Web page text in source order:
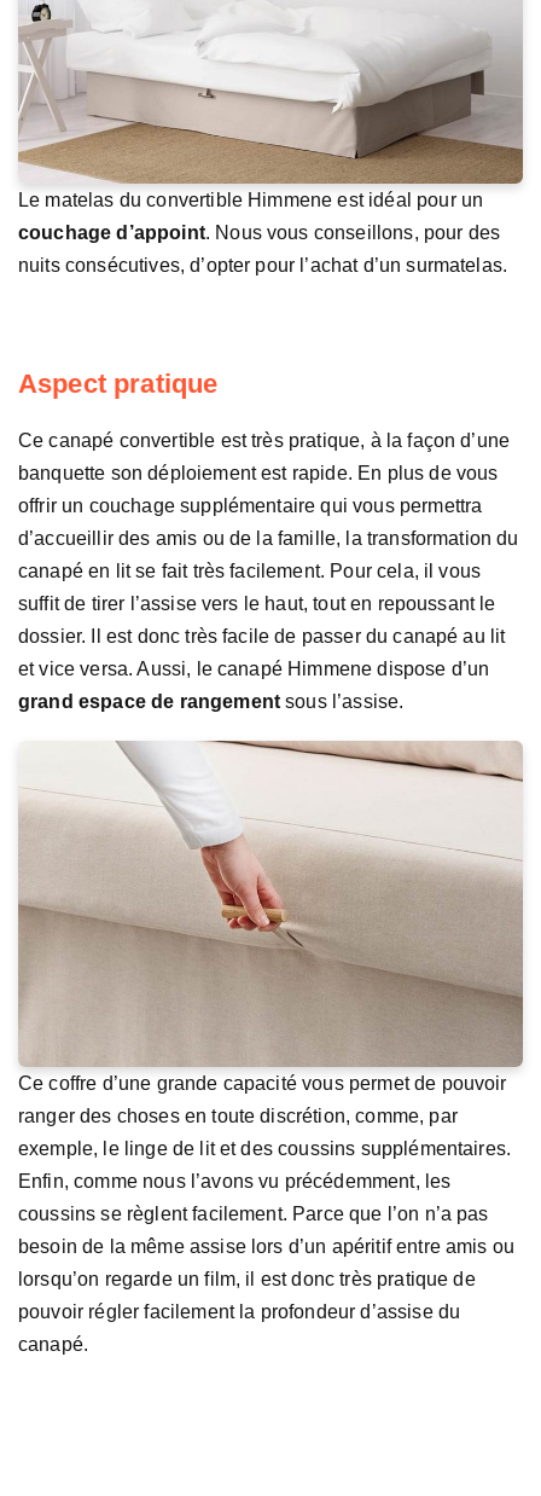
Le matelas du convertible Himmene est idéal pour un
couchage d’appoint. Nous vous conseillons, pour des
nuits consécutives, d’opter pour l’achat d’un surmatelas.
Aspect pratique
Ce canapé convertible est très pratique, à la façon d’une
banquette son déploiement est rapide. En plus de vous
offrir un couchage supplémentaire qui vous permettra
d’accueillir des amis ou de la famille, la transformation du
canapé en lit se fait très facilement. Pour cela, il vous
suffit de tirer l’assise vers le haut, tout en repoussant le
dossier. Il est donc très facile de passer du canapé au lit
et vice versa. Aussi, le canapé Himmene dispose d’un
grand espace de rangement sous l’assise.
Ce coffre d’une grande capacité vous permet de pouvoir
ranger des choses en toute discrétion, comme, par
exemple, le linge de lit et des coussins supplémentaires.
Enfin, comme nous l’avons vu précédemment, les
coussins se règlent facilement. Parce que l’on n’a pas
besoin de la même assise lors d’un apéritif entre amis ou
lorsqu’on regarde un film, il est donc très pratique de
pouvoir régler facilement la profondeur d’assise du
canapé.